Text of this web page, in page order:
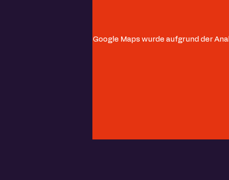
Google Maps wurde aufgrund der